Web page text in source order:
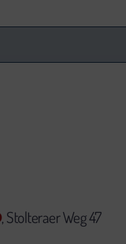
, Stolteraer Weg 47